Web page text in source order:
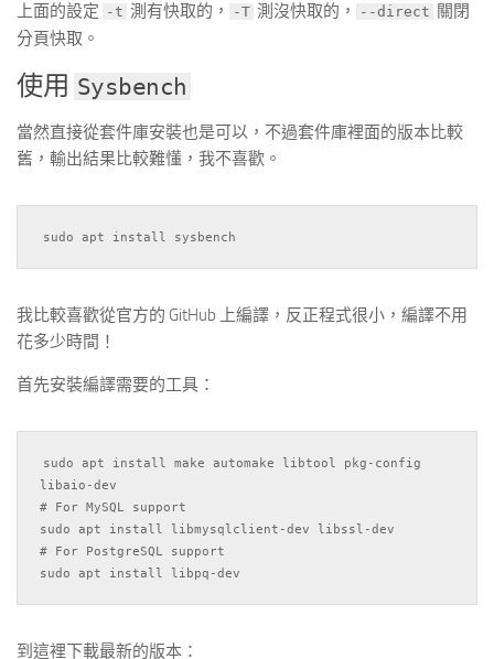
上面的設定 -t 測有快取的， -T 測沒快取的， --direct 關閉
分頁快取。
使用 Sysbench
當然直接從套件庫安裝也是可以，不過套件庫裡面的版本比較
舊，輸出結果比較難懂，我不喜歡。
我比較喜歡從官方的 GitHub 上編譯，反正程式很小，編譯不用
花多少時間！
首先安裝編譯需要的工具：
sudo apt install make automake libtool pkg-config
libaio-dev
# For MySQL support
sudo apt install libmysqlclient-dev libssl-dev
# For PostgreSQL support
到這裡下載最新的版本：